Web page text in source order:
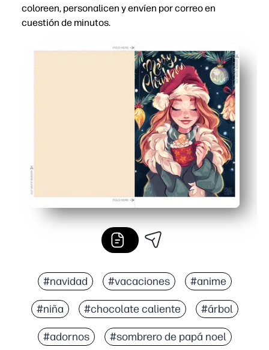
coloreen, personalicen y envíen por correo en
cuestión de minutos.
Imprima y pliegue en papel tamaño carta, sin
El arte de anime apto para niños engancha a los
Amplio espacio interior para practicar escritura a
Versátil para el hogar, las aulas y los amigos por
#navidad #vacaciones #anime
#niña #chocolate caliente #árbol
#adornos #sombrero de papá noel